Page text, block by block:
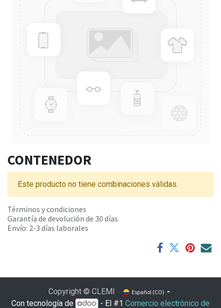
CONTENEDOR
Este producto no tiene combinaciones válidas.
Términos y condiciones
Garantía de devolución de 30 días
Envío: 2-3 días laborales
Copyright © CLEMI Español (CO)
Con tecnología de - El #1Comercio electrónico de